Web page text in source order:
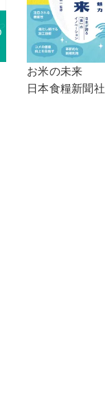
お米の未来
日本食糧新聞社